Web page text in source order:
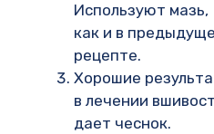
Используют мазь,
как и в
рецепте.
Хорошие
в лечении
дает чеснок.